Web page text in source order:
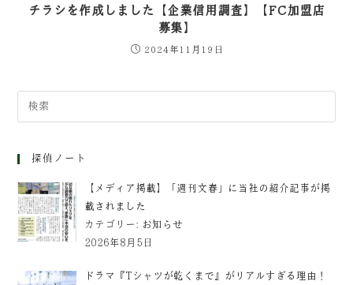
チラシを作成しました【企業信用調査】【FC加盟店
募集】
2024年11月19日
探偵ノート
【メディア掲載】「週刊文春」に当社の紹介記事が掲
載されました
カテゴリー: お知らせ
2026年8月5日
ドラマ『Tシャツが乾くまで』がリアルすぎる理由！